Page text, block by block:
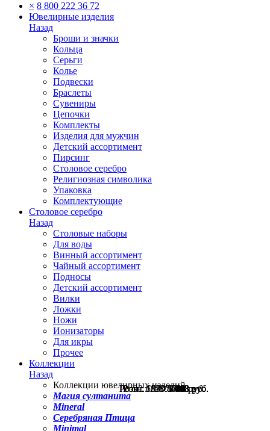
Розн.:6930 5 198руб.
Розн.:1230 640руб.
Розн.:1480 784руб.
Розн.:1350 1 013руб.
Розн.:1550 1 163руб.
× 8 800 222 36 72
Ювелирные изделия
Назад
Броши и значки
Кольца
Серьги
Колье
Подвески
Браслеты
Сувениры
Цепочки
Комплекты
Изделия для мужчин
Детский ассортимент
Пирсинг
Столовое серебро
Религиозная символика
Упаковка
Комплектующие
Столовое серебро
Назад
Столовые наборы
Для воды
Винный ассортимент
Чайный ассортимент
Подносы
Детский ассортимент
Вилки
Ложки
Ножи
Ионизаторы
Для икры
Прочее
Коллекции
Назад
Коллекции ювелирных изделий
Магия султанита
Mineral
Серебряная Птица
Minimal